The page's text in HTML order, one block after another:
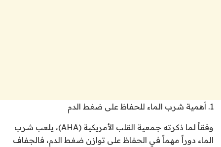
1. أهمية شرب الماء للحفاظ على ضغط الدم
وفقاً لما ذكرته جمعية القلب الأمريكية (AHA)، يلعب شرب
الماء دوراً مهماً في الحفاظ على توازن ضغط الدم، فالجفاف